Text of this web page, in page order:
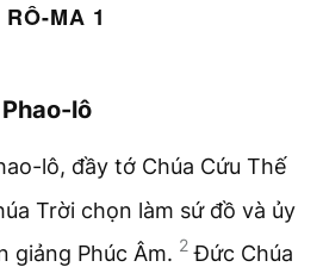
RÔ-MA 1
lô
lô, đầy tớ Chúa Cứu Thế
Trời chọn làm sứ đồ và ủy
giảng Phúc Âm. 2 Đức Chúa